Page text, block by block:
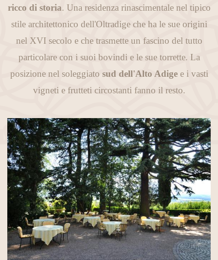
ricco di storia. Una residenza rinascimentale nel tipico
stile architettonico dell'Oltradige che ha le sue origini
nel XVI secolo e che trasmette un fascino del tutto
particolare con i suoi bovindi e le sue torrette. La
posizione nel soleggiato sud dell'Alto Adige e i vasti
vigneti e frutteti circostanti fanno il resto.